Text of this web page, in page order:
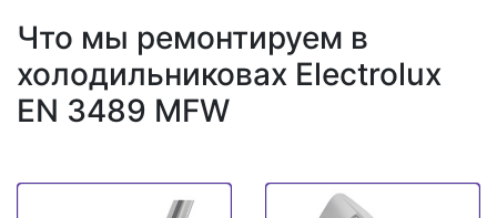
Что мы ремонтируем в
холодильниковах Electrolux
EN 3489 MFW